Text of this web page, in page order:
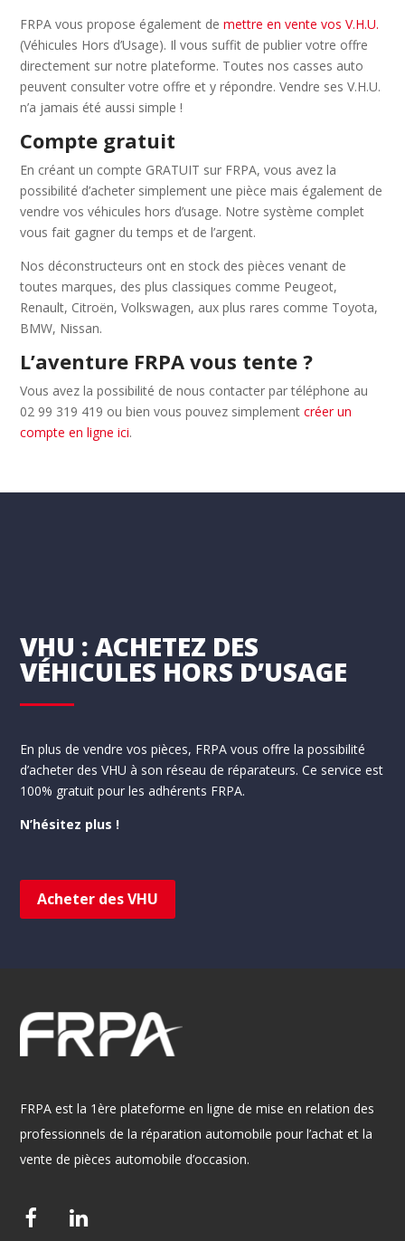
FRPA vous propose également demettre en vente vos V.H.U.
(Véhicules Hors d’Usage). Il vous suffit de publier votre offre
directement sur notre plateforme. Toutes nos casses auto
peuvent consulter votre offre et y répondre. Vendre ses V.H.U.
n’a jamais été aussi simple !
Compte gratuit
En créant un compte GRATUIT sur FRPA, vous avez la
possibilité d’acheter simplement une pièce mais également de
vendre vos véhicules hors d’usage. Notre système complet
vous fait gagner du temps et de l’argent.
Nos déconstructeurs ont en stock des pièces venant de
toutes marques, des plus classiques comme Peugeot,
Renault, Citroën, Volkswagen, aux plus rares comme Toyota,
BMW, Nissan.
L’aventure FRPA vous tente ?
Vous avez la possibilité de nous contacter par téléphone au
02 99 319 419 ou bien vous pouvez simplementcréer un
compte en ligne ici.
VHU : ACHETEZ DES
VÉHICULES HORS D’USAGE
En plus de vendre vos pièces, FRPA vous offre la possibilité
d’acheter des VHU à son réseau de réparateurs. Ce service est
100% gratuit pour les adhérents FRPA.
N’hésitez plus !
Acheter des VHU
FRPA est la 1ère plateforme en ligne de mise en relation des
professionnels de la réparation automobile pour l’achat et la
vente de pièces automobile d’occasion.
F
L